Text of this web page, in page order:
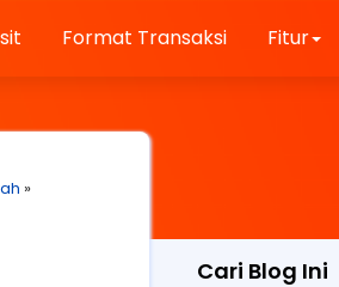
Format Transaksi Fitur
»
Cari Blog Ini